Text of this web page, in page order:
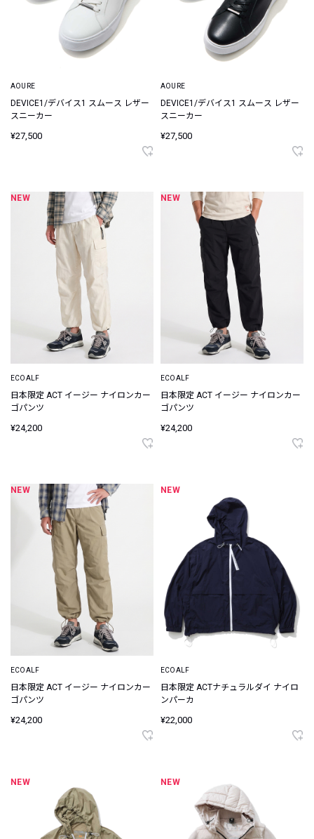
AOURE
DEVICE1/デバイス1 スムース レザー
スニーカー
¥27,500
AOURE
DEVICE1/デバイス1 スムース レザー
スニーカー
¥27,500
NEW
ECOALF
日本限定 ACT イージー ナイロンカー
ゴパンツ
¥24,200
NEW
ECOALF
日本限定 ACT イージー ナイロンカー
ゴパンツ
¥24,200
NEW
ECOALF
日本限定 ACT イージー ナイロンカー
ゴパンツ
¥24,200
NEW
ECOALF
日本限定 ACTナチュラルダイ ナイロ
ンパーカ
¥22,000
NEW NEW